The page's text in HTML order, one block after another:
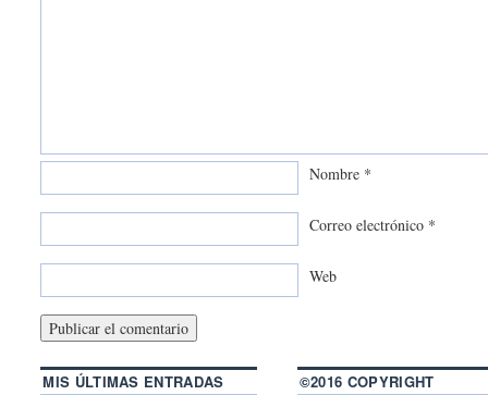
Nombre *
Correo electrónico *
Web
MIS ÚLTIMAS ENTRADAS ©2016 COPYRIGHT